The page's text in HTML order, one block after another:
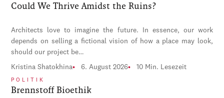
Could We Thrive Amidst the Ruins?
Architects love to imagine the future. In essence, our work
depends on selling a fictional vision of how a place may look,
should our project be…
Kristina Shatokhina 6. August 2026 10 Min. Lesezeit
POLITIK
Brennstoff Bioethik